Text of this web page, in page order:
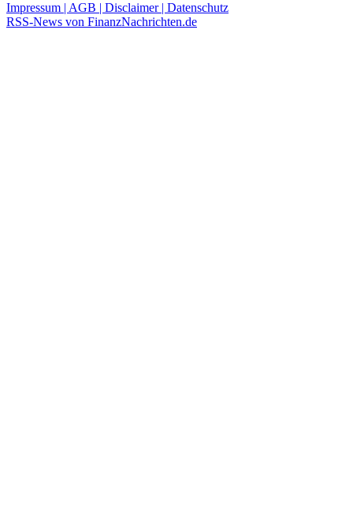
Impressum | AGB | Disclaimer | Datenschutz
RSS-News von FinanzNachrichten.de